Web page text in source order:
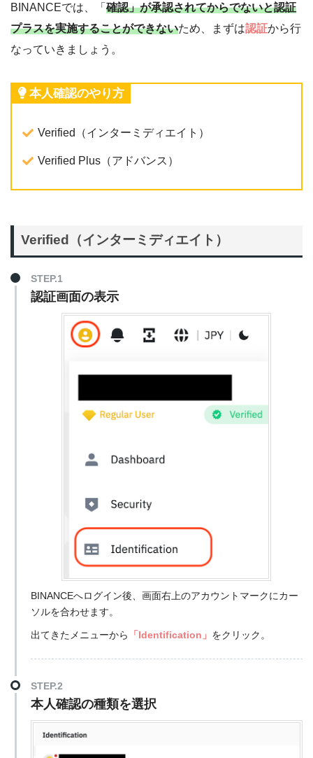
BINANCEでは、「 確認」が承認されてからでないと認証
プラスを実施することができないため、まずは認証から行
なっていきましょう。
本人確認のやり方
Verified（インターミディエイト）
Verified Plus（アドバンス）
Verified（インターミディエイト）
STEP.1
認証画面の表示
BINANCEへログイン後、画面右上のアカウントマークにカー
ソルを合わせます。
出てきたメニューから 「Identification」 をクリック。
STEP.2
本人確認の種類を選択